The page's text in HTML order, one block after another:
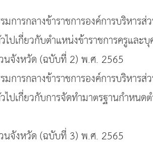
การกลางข้าราชการองค์การบริหาร
ไปเกี่ยวกับตำแหน่งข้าราชการครูและ
นจังหวัด (ฉบับที่ 2) พ.ศ. 2565
การกลางข้าราชการองค์การบริหาร
ไปเกี่ยวกับการจัดทำมาตรฐานกำหน
นจังหวัด (ฉบับที่ 3) พ.ศ. 2565